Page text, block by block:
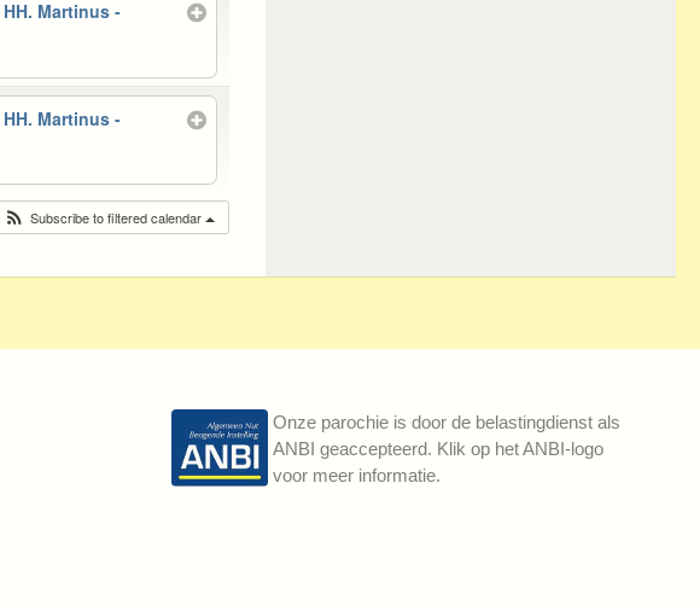
Martinus -
Martinus -
Subscribe to filtered calendar
Onze parochie is door de belastingdienst als
ANBI geaccepteerd. Klik op het ANBI-logo
voor meer informatie.